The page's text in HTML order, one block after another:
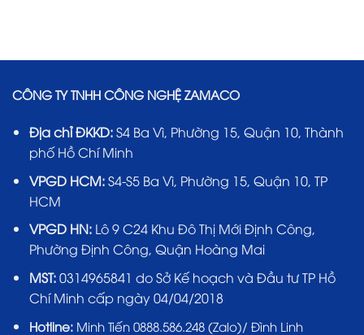
CÔNG TY TNHH CÔNG NGHỆ ZAMACO
Địa chỉ ĐKKD:S4 Ba Vì, Phường 15, Quận 10, Thành
phố Hồ Chí Minh
VPGD HCM:S4-S5 Ba Vì, Phường 15, Quận 10, TP
HCM
VPGD HN:Lô 9 C24 Khu Đô Thị Mới Định Công,
Phường Định Công, Quận Hoàng Mai
MST:0314965841 do Sở Kế hoạch và Đầu tư TP Hồ
Chí Minh cấp ngày 04/04/2018
Hotline: Minh Tiến 0888.586.248 (Zalo)/ Đình Linh